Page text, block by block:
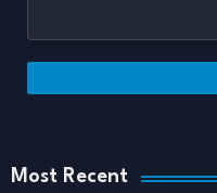
Most Recent